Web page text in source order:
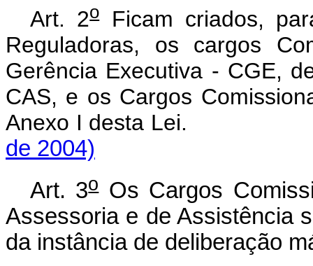
Art. 2oFicam criados,
Reguladoras, os cargos
Gerência Executiva - CGE,
CAS, e os Cargos
Anexo I desta
de 2004)
Art. 3oOs Cargos
Assessoria e de Assistência
da instância de deliberação